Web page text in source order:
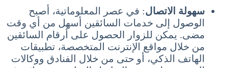
سهولة الاتصال: في عصر المعلوماتية، أصبح
الوصول إلى خدمات السائقين أسهل من أي وقت
مضى. يمكن للزوار الحصول على أرقام السائقين
من خلال مواقع الإنترنت المتخصصة، تطبيقات
الهاتف الذكي، أو حتى من خلال الفنادق ووكالات